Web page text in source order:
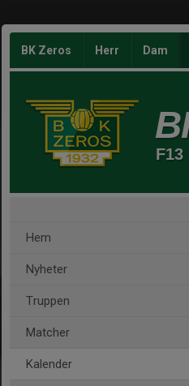
BK Zeros Herr Dam
F13
Hem
Nyheter
Truppen
Matcher
Kalender